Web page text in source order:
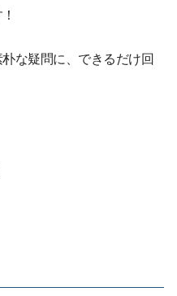
な疑問に、できるだけ回